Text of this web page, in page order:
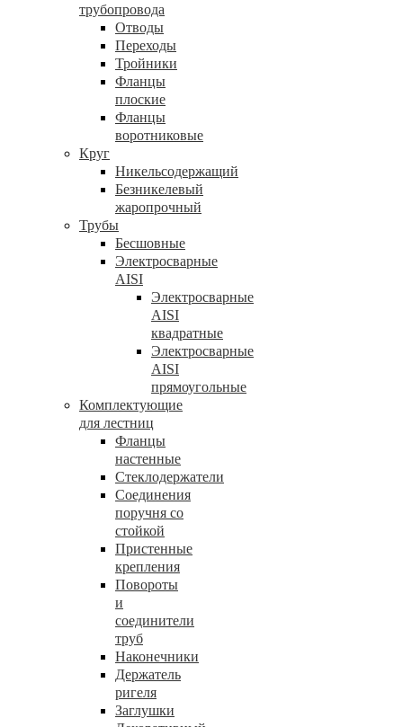
трубопровода
Отводы
Переходы
Тройники
Фланцы
плоские
Фланцы
воротниковые
Круг
Никельсодержащий
Безникелевый
жаропрочный
Трубы
Бесшовные
Электросварные
AISI
Электросварные
AISI
квадратные
Электросварные
AISI
прямоугольные
Комплектующие
для лестниц
Фланцы
настенные
Стеклодержатели
Соединения
поручня со
стойкой
Пристенные
крепления
Повороты
и
соединители
труб
Наконечники
Держатель
ригеля
Заглушки